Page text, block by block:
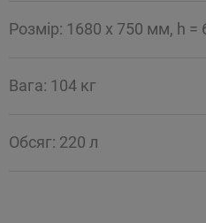
Розмір: 1680 x 750 мм, h =
Вага: 104 кг
Обсяг: 220 л